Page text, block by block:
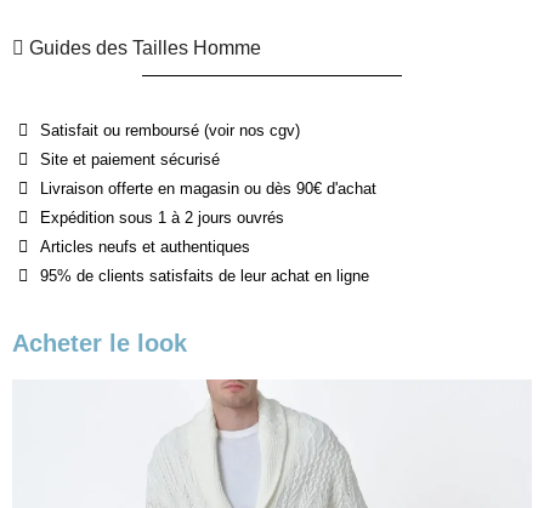
Guides des Tailles Homme
Satisfait ou remboursé (voir nos cgv)
Site et paiement sécurisé
Livraison offerte en magasin ou dès 90€ d'achat
Expédition sous 1 à 2 jours ouvrés
Articles neufs et authentiques
95% de clients satisfaits de leur achat en ligne
Acheter le look